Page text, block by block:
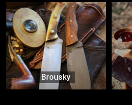
Brousky